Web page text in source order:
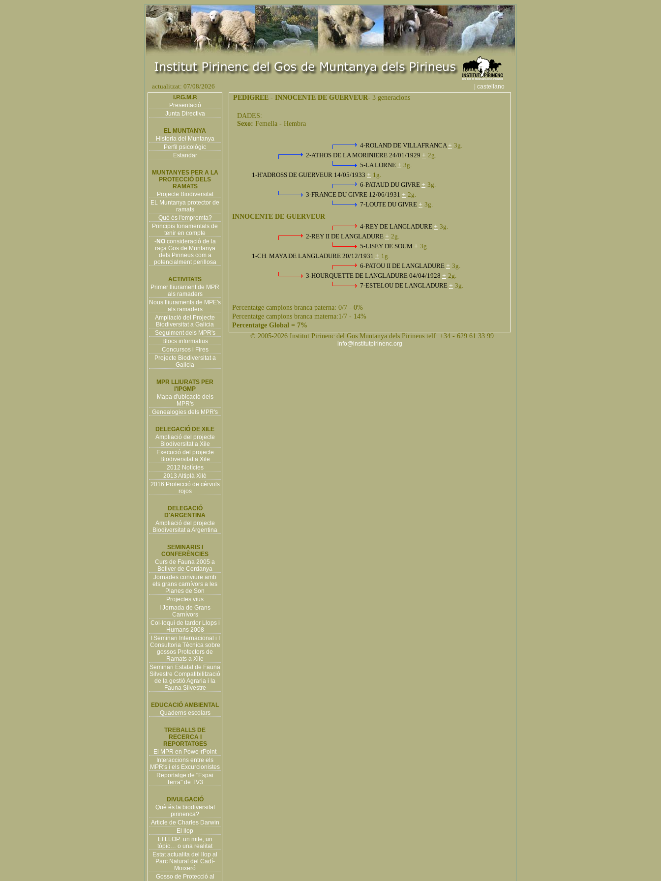
actualitzat: 07/08/2026
| castellano
I.P.G.M.P.
Presentació
Junta Directiva
EL MUNTANYA
Historia del Muntanya
Perfil psicològic
Estandar
MUNTANYES PER A LA
PROTECCIÓ DELS
RAMATS
Projecte Biodiversitat
EL Muntanya protector de
ramats
Què és l'empremta?
Principis fonamentals de
tenir en compte
-NOconsideració de la
raça Gos de Muntanya
dels Pirineus com a
potencialment perillosa
ACTIVITATS
Primer lliurament de MPR
als ramaders
Nous lliuraments de MPE's
als ramaders
Ampliació del Projecte
Biodiversitat a Galicia
Seguiment dels MPR's
Blocs informatius
Concursos i Fires
Projecte Biodiversitat a
Galicia
MPR LLIURATS PER
l'IPGMP
Mapa d'ubicació dels
MPR's
Genealogies dels MPR's
DELEGACIÓ DE XILE
Ampliació del projecte
Biodiversitat a Xile
Execució del projecte
Biodiversitat a Xile
2012 Notícies
2013 Altiplà Xilè
2016 Protecció de cérvols
rojos
DELEGACIÓ
D'ARGENTINA
Ampliació del projecte
Biodiversitat a Argentina
SEMINARIS I
CONFERÈNCIES
Curs de Fauna 2005 a
Bellver de Cerdanya
Jornades conviure amb
els grans carnívors a les
Planes de Son
Projectes vius
I Jornada de Grans
Carnívors
Col·loqui de tardor Llops i
Humans 2008
I Seminari Internacional i I
Consultoria Tècnica sobre
gossos Protectors de
Ramats a Xile
Seminari Estatal de Fauna
Silvestre Compatibilització
de la gestió Agraria i la
Fauna Silvestre
EDUCACIÓ AMBIENTAL
Quaderns escolars
TREBALLS DE
RECERCA I
REPORTATGES
El MPR en Powe-rPoint
Interaccions entre els
MPR's i els Excurcionistes
Reportatge de "Espai
Terra" de TV3
DIVULGACIÓ
Què és la biodiversitat
pirinenca?
Article de Charles Darwin
El llop
El LLOP: un mite, un
tòpic… o una realitat
Estat actualita del llop al
Parc Natural del Cadí-
Moixeró
Gosso de Protecció al
PEDIGREE - INNOCENTE DE GUERVEUR- 3 generacions
DADES:
Sexo: Femella - Hembra
4-ROLAND DE VILLAFRANCA+ 3g.
5-LA LORNE + 3g.
6-PATAUD DU GIVRE + 3g.
7-LOUTE DU GIVRE + 3g.
2-ATHOS DE LA MORINIERE 24/01/1929 + 2g.
3-FRANCE DU GIVRE 12/06/1931 + 2g.
1-H'ADROSS DE GUERVEUR 14/05/1933 + 1g.
INNOCENTE DE GUERVEUR
4-REY DE LANGLADURE + 3g.
5-LISEY DE SOUM + 3g.
6-PATOU II DE LANGLADURE + 3g.
7-ESTELOU DE LANGLADURE + 3g.
2-REY II DE LANGLADURE + 2g.
3-HOURQUETTE DE LANGLADURE 04/04/1928 + 2g.
1-CH. MAYA DE LANGLADURE 20/12/1931 + 1g.
Percentatge campions branca paterna: 0/7 - 0%
Percentatge campions branca materna:1/7 - 14%
Percentatge Global = 7%
© 2005-2026 Institut Pirinenc del Gos Muntanya dels Pirineus telf: +34 - 629 61 33 99
info@institutpirinenc.org